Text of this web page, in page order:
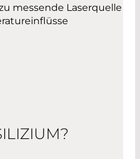
messende Laserquelle